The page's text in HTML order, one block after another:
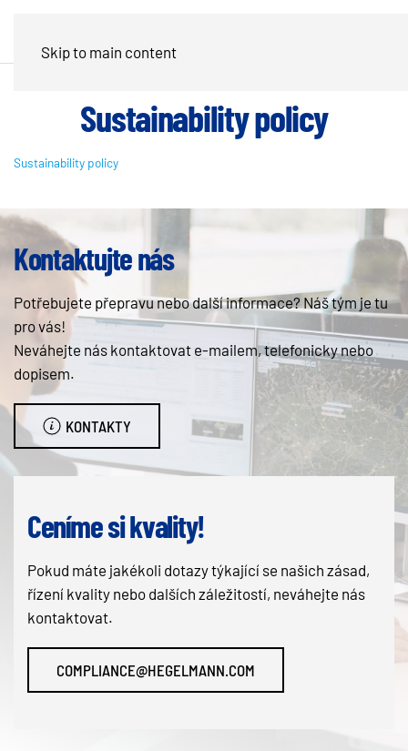
Skip to main content
Sustainability policy
Sustainability policy
Kontaktujte nás
Potřebujete přepravu nebo další informace? Náš tým je tu
pro vás!
Neváhejte nás kontaktovat e-mailem, telefonicky nebo
dopisem.
KONTAKTY
Ceníme si kvality!
Pokud máte jakékoli dotazy týkající se našich zásad,
řízení kvality nebo dalších záležitostí, neváhejte nás
kontaktovat.
COMPLIANCE@HEGELMANN.COM